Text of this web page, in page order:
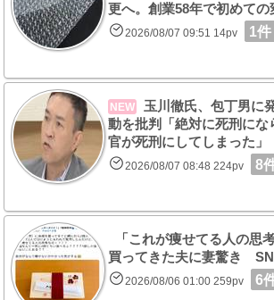
更へ。創業58年で初めての
2026/08/07 09:51 14pv 1件
NEW
玉川徹氏、包丁男に
動を批判「絶対に死刑にな
官が死刑にしてしまった」
2026/08/07 08:48 224pv 8
「これが痩せてる人の思
買ってきた夫に妻驚き
2026/08/06 01:00 259pv 6